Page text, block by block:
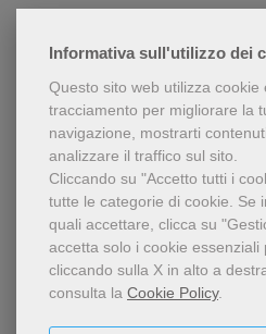
Informativa sull'utilizzo dei
Questo sito web utilizza cookie
tracciamento per migliorare la
navigazione, mostrarti
analizzare il traffico sul sito.
Cliccando su "Accetto tutti i
tutte le categorie di cookie. Se
quali accettare, clicca su
accetta solo i cookie essenziali
cliccando sulla X in alto a
consulta la Cookie Policy.
Chi ha visto
ha visto